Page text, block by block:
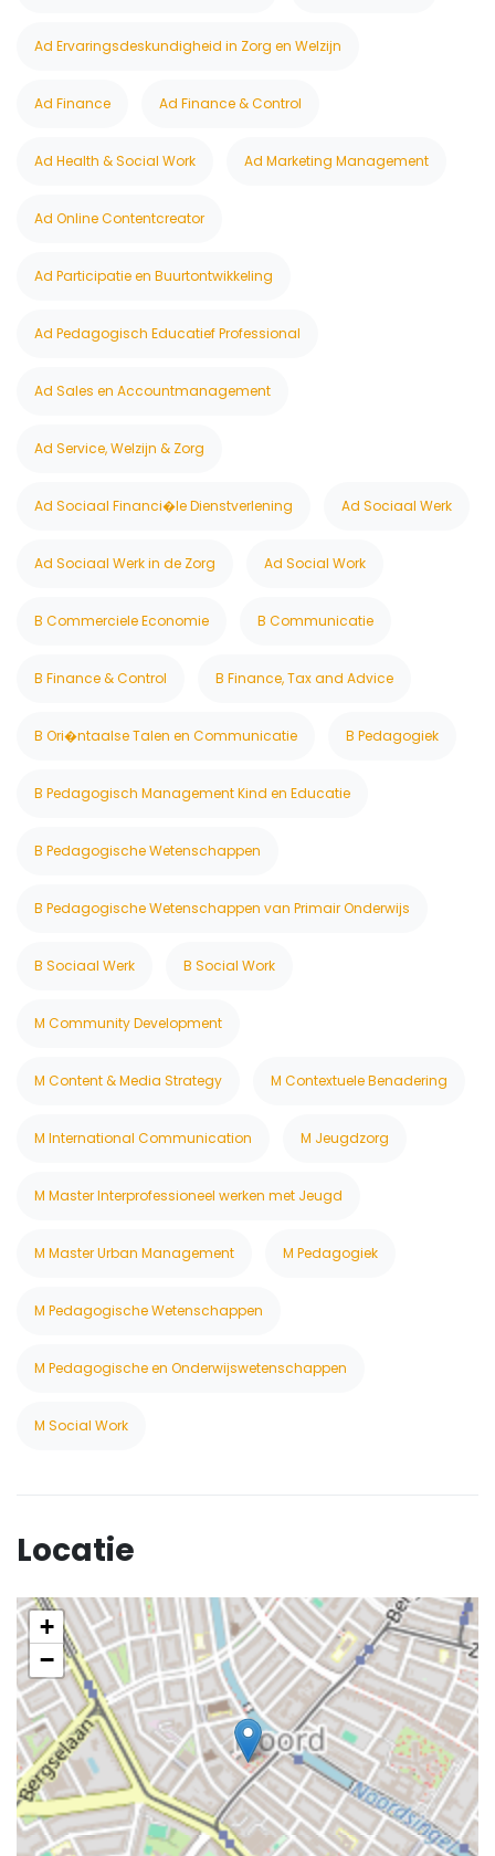
Ad Ervaringsdeskundigheid in Zorg en Welzijn
Ad Finance Ad Finance & Control
Ad Health & Social Work Ad Marketing Management
Ad Online Contentcreator
Ad Participatie en Buurtontwikkeling
Ad Pedagogisch Educatief Professional
Ad Sales en Accountmanagement
Ad Service, Welzijn & Zorg
Ad Sociaal Financi�le Dienstverlening Ad Sociaal Werk
Ad Sociaal Werk in de Zorg Ad Social Work
B Commerciele Economie B Communicatie
B Finance & Control B Finance, Tax and Advice
B Ori�ntaalse Talen en Communicatie B Pedagogiek
B Pedagogisch Management Kind en Educatie
B Pedagogische Wetenschappen
B Pedagogische Wetenschappen van Primair Onderwijs
B Sociaal Werk B Social Work
M Community Development
M Content & Media Strategy M Contextuele Benadering
M International Communication M Jeugdzorg
M Master Interprofessioneel werken met Jeugd
M Master Urban Management M Pedagogiek
M Pedagogische Wetenschappen
M Pedagogische en Onderwijswetenschappen
M Social Work
Locatie
+
−